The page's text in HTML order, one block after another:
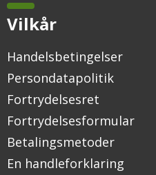
Vilkår
Handelsbetingelser
Persondatapolitik
Fortrydelsesret
Fortrydelsesformular
Betalingsmetoder
En handleforklaring